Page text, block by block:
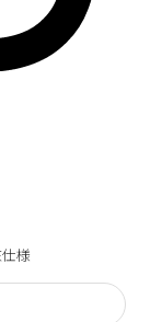
様